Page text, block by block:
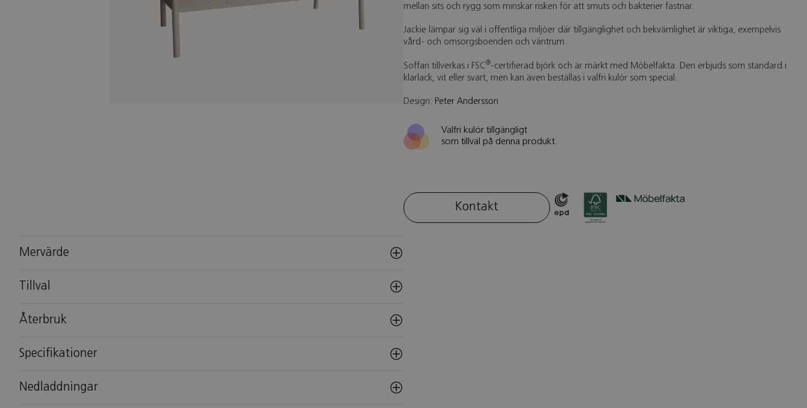
Mervärde
Tillval
Återbruk
Specifikationer
Nedladdningar
mellan sits och rygg som minskar risken för att smuts och bakterier fastnar.
Jackie lämpar sig väl i offentliga miljöer där tillgänglighet och bekvämlighet är viktiga, exempelvis
vård- och omsorgsboenden och väntrum.
Soffan tillverkas i FSC®-certifierad björk och är märkt med Möbelfakta. Den erbjuds som standard i
klarlack, vit eller svart, men kan även beställas i valfri kulör som special.
Design: Peter Andersson
Valfri kulör tillgängligt
som tillval på denna produkt.
Kontakt